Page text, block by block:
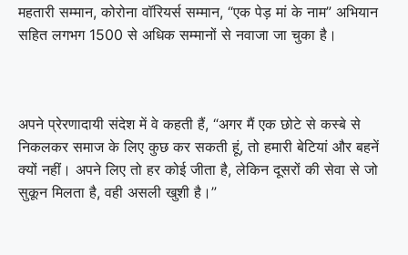
महतारी सम्मान, कोरोना वॉरियर्स सम्मान, “एक पेड़ मां के नाम” अभियान
सहित लगभग 1500 से अधिक सम्मानों से नवाजा जा चुका है।
अपने प्रेरणादायी संदेश में वे कहती हैं, “अगर मैं एक छोटे से कस्बे से
निकलकर समाज के लिए कुछ कर सकती हूं, तो हमारी बेटियां और बहनें
क्यों नहीं। अपने लिए तो हर कोई जीता है, लेकिन दूसरों की सेवा से जो
सुकून मिलता है, वही असली खुशी है।”